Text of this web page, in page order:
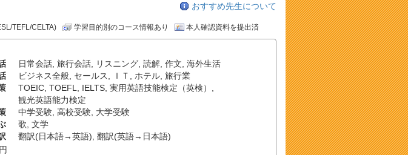
おすすめ先生について
TEFL/CELTA) 学習目的別のコース情報あり 本人確認資料を提出済
日常会話, 旅行会話, リスニング, 読解, 作文 海外生活
ビジネス全般, セールス ＩＴ ホテル, 旅行業
TOEIC, TOEFL IELTS, 実用英語技能検定（英検）
観光英語能力検定
中学受験, 高校受験, 大学受験
歌 文学
翻訳(日本語→英語) 翻訳(英語→日本語)